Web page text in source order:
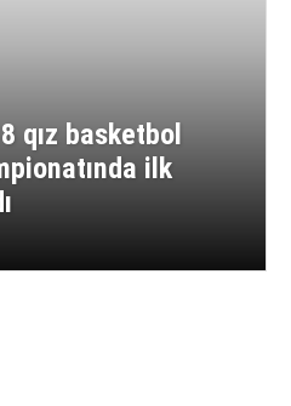
qız basketbol
ilk